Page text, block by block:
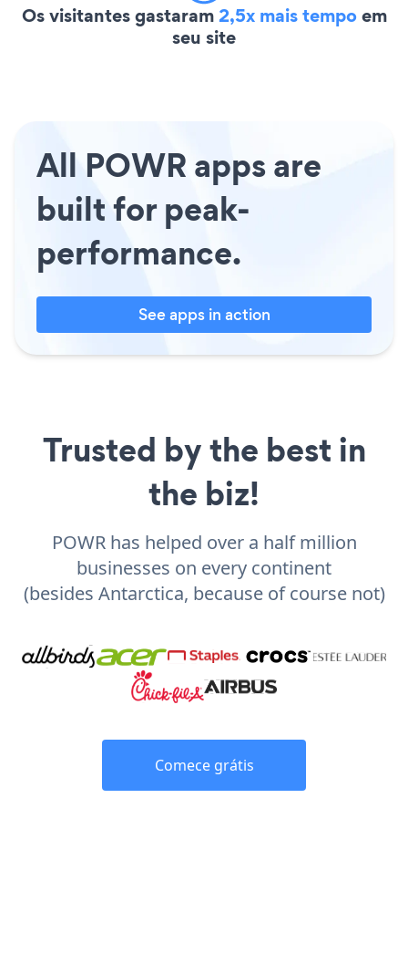
Os visitantes gastaram2,5x mais tempoem
seu site
All POWR apps are
built for peak-
performance.
See apps in action
Trusted by the best in
the biz!
POWR has helped over a half million
businesses on every continent
(besides Antarctica, because of course not)
Comece grátis